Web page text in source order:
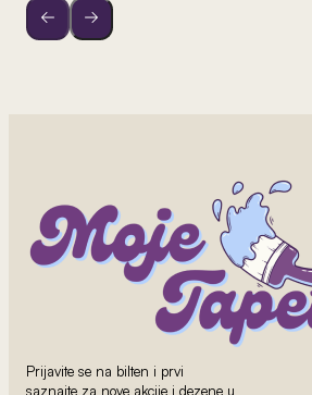
Prijavite se na bilten i prvi
saznajte za nove akcije i dezene u